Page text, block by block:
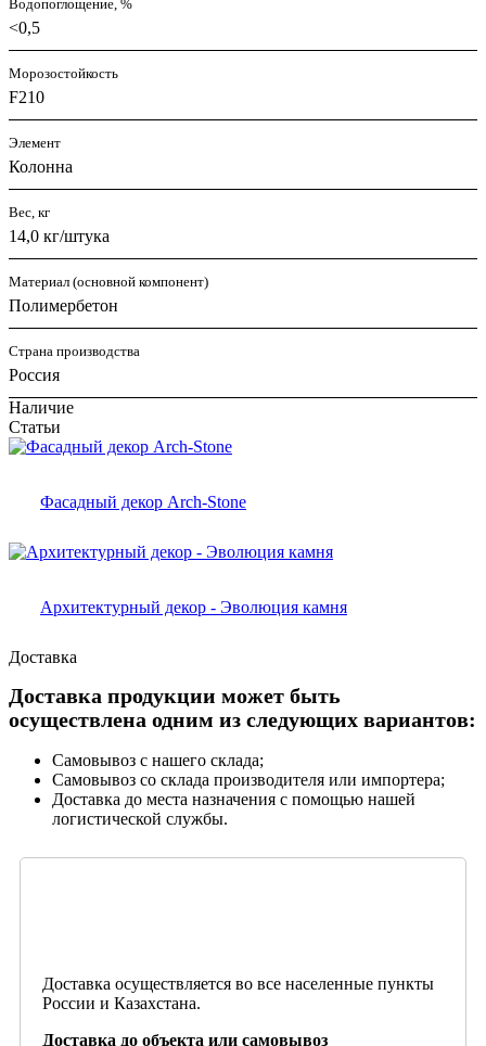
Водопоглощение, %
<0,5
Морозостойкость
F210
Элемент
Колонна
Вес, кг
14,0 кг/штука
Материал (основной компонент)
Полимербетон
Страна производства
Россия
Наличие
Статьи
Фасадный декор Arch-Stone
Архитектурный декор - Эволюция камня
Доставка
Доставка продукции может быть
осуществлена одним из следующих вариантов:
Самовывоз с нашего склада;
Самовывоз со склада производителя или импортера;
Доставка до места назначения с помощью нашей
логистической службы.
Доставка осуществляется во все населенные пункты
России и Казахстана.
Доставка до объекта или самовывоз